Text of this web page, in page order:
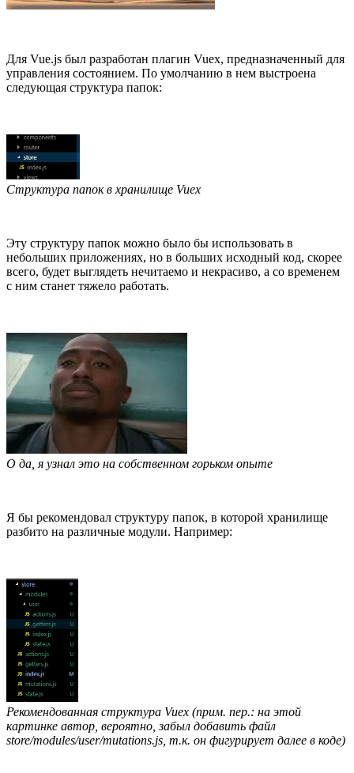
Для Vue.js был разработан плагин Vuex, предназначенный для
управления состоянием. По умолчанию в нем выстроена
следующая структура папок:
Структура папок в хранилище Vuex
Эту структуру папок можно было бы использовать в
небольших приложениях, но в больших исходный код, скорее
всего, будет выглядеть нечитаемо и некрасиво, а со временем
с ним станет тяжело работать.
О да, я узнал это на собственном горьком опыте
Я бы рекомендовал структуру папок, в которой хранилище
разбито на различные модули. Например:
Рекомендованная структура Vuex (прим. пер.: на этой
картинке автор, вероятно, забыл добавить файл
store/modules/user/mutations.js, т.к. он фигурирует далее в коде)